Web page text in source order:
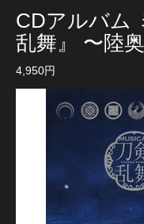
CDアルバム
乱舞』 〜陸
4,950円